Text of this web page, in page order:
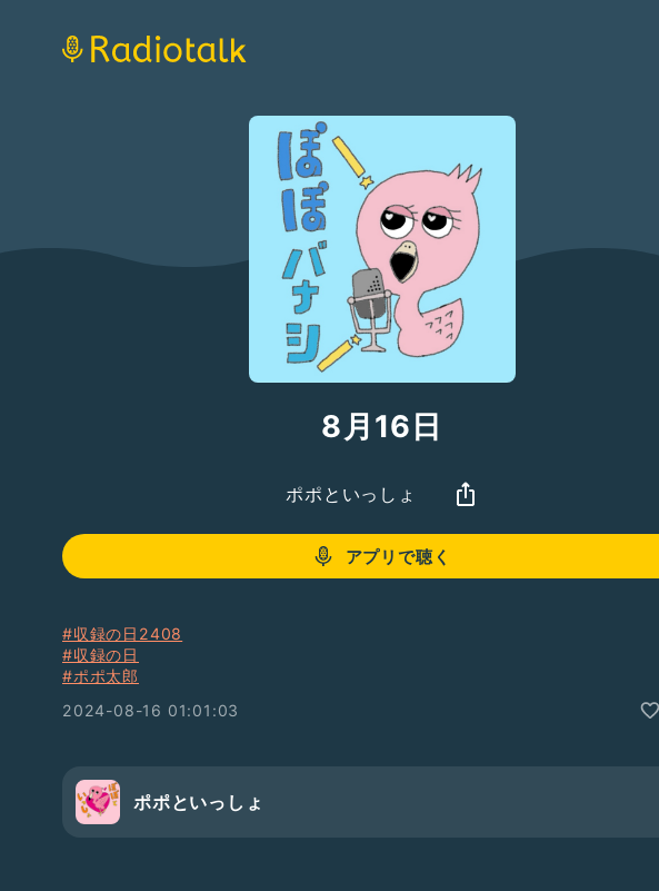
8月16日
ポポといっしょ
アプリで聴く
#収録の日2408
#収録の日
#ポポ太郎
2024-08-16 01:01:03
ポポといっしょ